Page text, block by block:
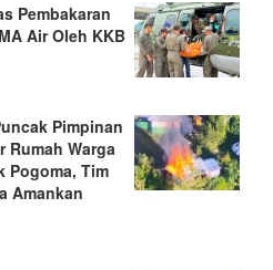
Pembakaran
Air Oleh KKB
Pimpinan
Rumah Warga
Pogoma, Tim
Amankan